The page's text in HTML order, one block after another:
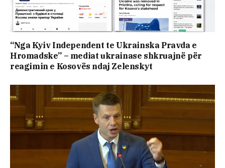
“Nga Kyiv Independent te Ukrainska Pravda e
Hromadske” – mediat ukrainase shkruajnë për
reagimin e Kosovës ndaj Zelenskyt